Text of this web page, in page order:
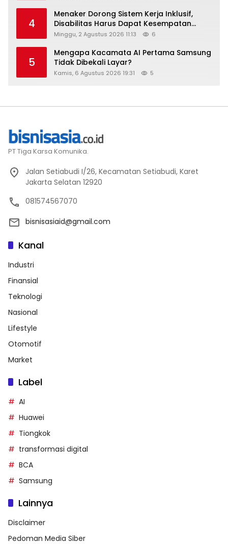
4
Menaker Dorong Sistem Kerja Inklusif,
Disabilitas Harus Dapat Kesempatan
Setara
Minggu, 2 Agustus 2026 11:13 6
5
Mengapa Kacamata AI Pertama Samsung
Tidak Dibekali Layar?
Kamis, 6 Agustus 2026 19:31 5
PT Tiga Karsa Komunika.
Jalan Setiabudi I/26, Kecamatan Setiabudi, Karet
Jakarta Selatan 12920
081574567070
bisnisasiaid@gmail.com
Kanal
Industri
Finansial
Teknologi
Nasional
Lifestyle
Otomotif
Market
Label
AI
Huawei
Tiongkok
transformasi digital
BCA
Samsung
Lainnya
Disclaimer
Pedoman Media Siber